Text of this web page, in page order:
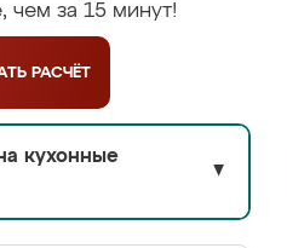
чем за 15 минут!
РАСЧЁТ
кухонные
▼